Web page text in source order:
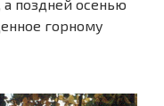
поздней осенью
горному